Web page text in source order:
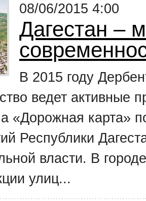
08/06/2015 4:00
Дагестан –
В 2015 году
ведет активные
«Дорожная карта»
Республики
власти. В
улиц...